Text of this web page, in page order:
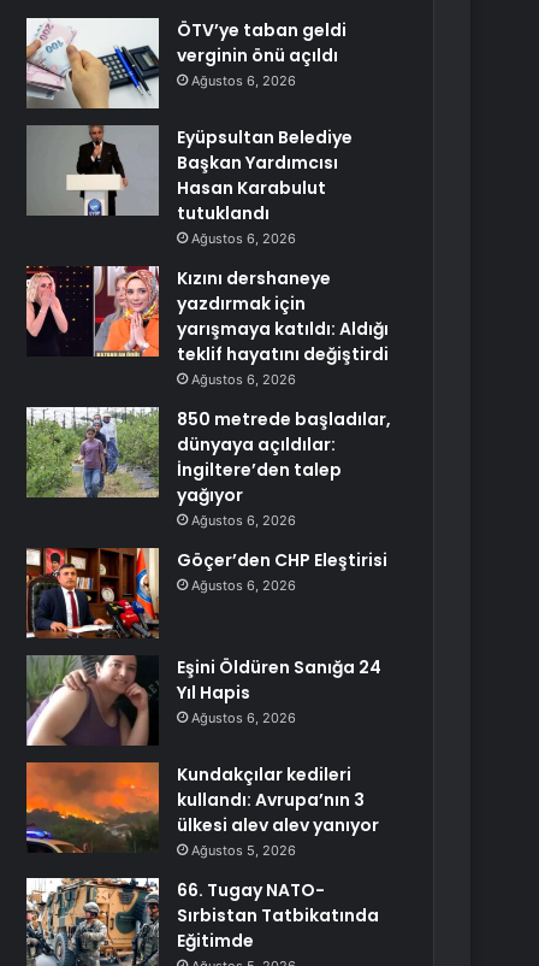
ÖTV’ye taban geldi
verginin önü açıldı
Ağustos 6, 2026
Eyüpsultan Belediye
Başkan Yardımcısı
Hasan Karabulut
tutuklandı
Ağustos 6, 2026
Kızını dershaneye
yazdırmak için
yarışmaya katıldı: Aldığı
teklif hayatını değiştirdi
Ağustos 6, 2026
850 metrede başladılar,
dünyaya açıldılar:
İngiltere’den talep
yağıyor
Ağustos 6, 2026
Göçer’den CHP Eleştirisi
Ağustos 6, 2026
Eşini Öldüren Sanığa 24
Yıl Hapis
Ağustos 6, 2026
Kundakçılar kedileri
kullandı: Avrupa’nın 3
ülkesi alev alev yanıyor
Ağustos 5, 2026
66. Tugay NATO-
Sırbistan Tatbikatında
Eğitimde